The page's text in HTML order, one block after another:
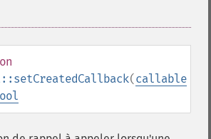
(callable